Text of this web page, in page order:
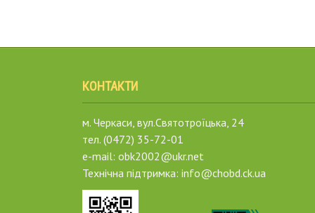
КОНТАКТИ
м. Черкаси, вул.Святотроїцька, 24
тел. (0472) 35-72-01
e-mail: obk2002@ukr.net
Технічна підтримка: info@chobd.ck.ua